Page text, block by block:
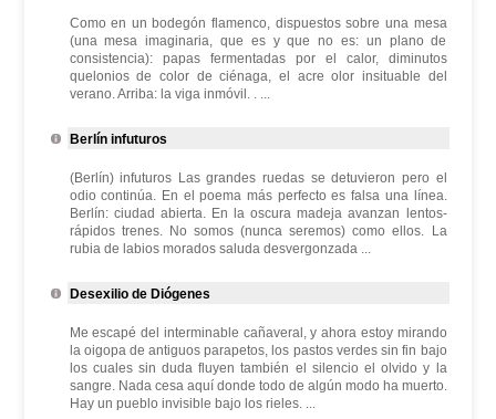
Como en un bodegón flamenco, dispuestos sobre una mesa
(una mesa imaginaria, que es y que no es: un plano de
consistencia): papas fermentadas por el calor, diminutos
quelonios de color de ciénaga, el acre olor insituable del
verano. Arriba: la viga inmóvil. . ...
Berlín infuturos
(Berlín) infuturos Las grandes ruedas se detuvieron pero el
odio continúa. En el poema más perfecto es falsa una línea.
Berlín: ciudad abierta. En la oscura madeja avanzan lentos-
rápidos trenes. No somos (nunca seremos) como ellos. La
rubia de labios morados saluda desvergonzada ...
Desexilio de Diógenes
Me escapé del interminable cañaveral, y ahora estoy mirando
la oigopa de antiguos parapetos, los pastos verdes sin fin bajo
los cuales sin duda fluyen también el silencio el olvido y la
sangre. Nada cesa aquí donde todo de algún modo ha muerto.
Hay un pueblo invisible bajo los rieles. ...